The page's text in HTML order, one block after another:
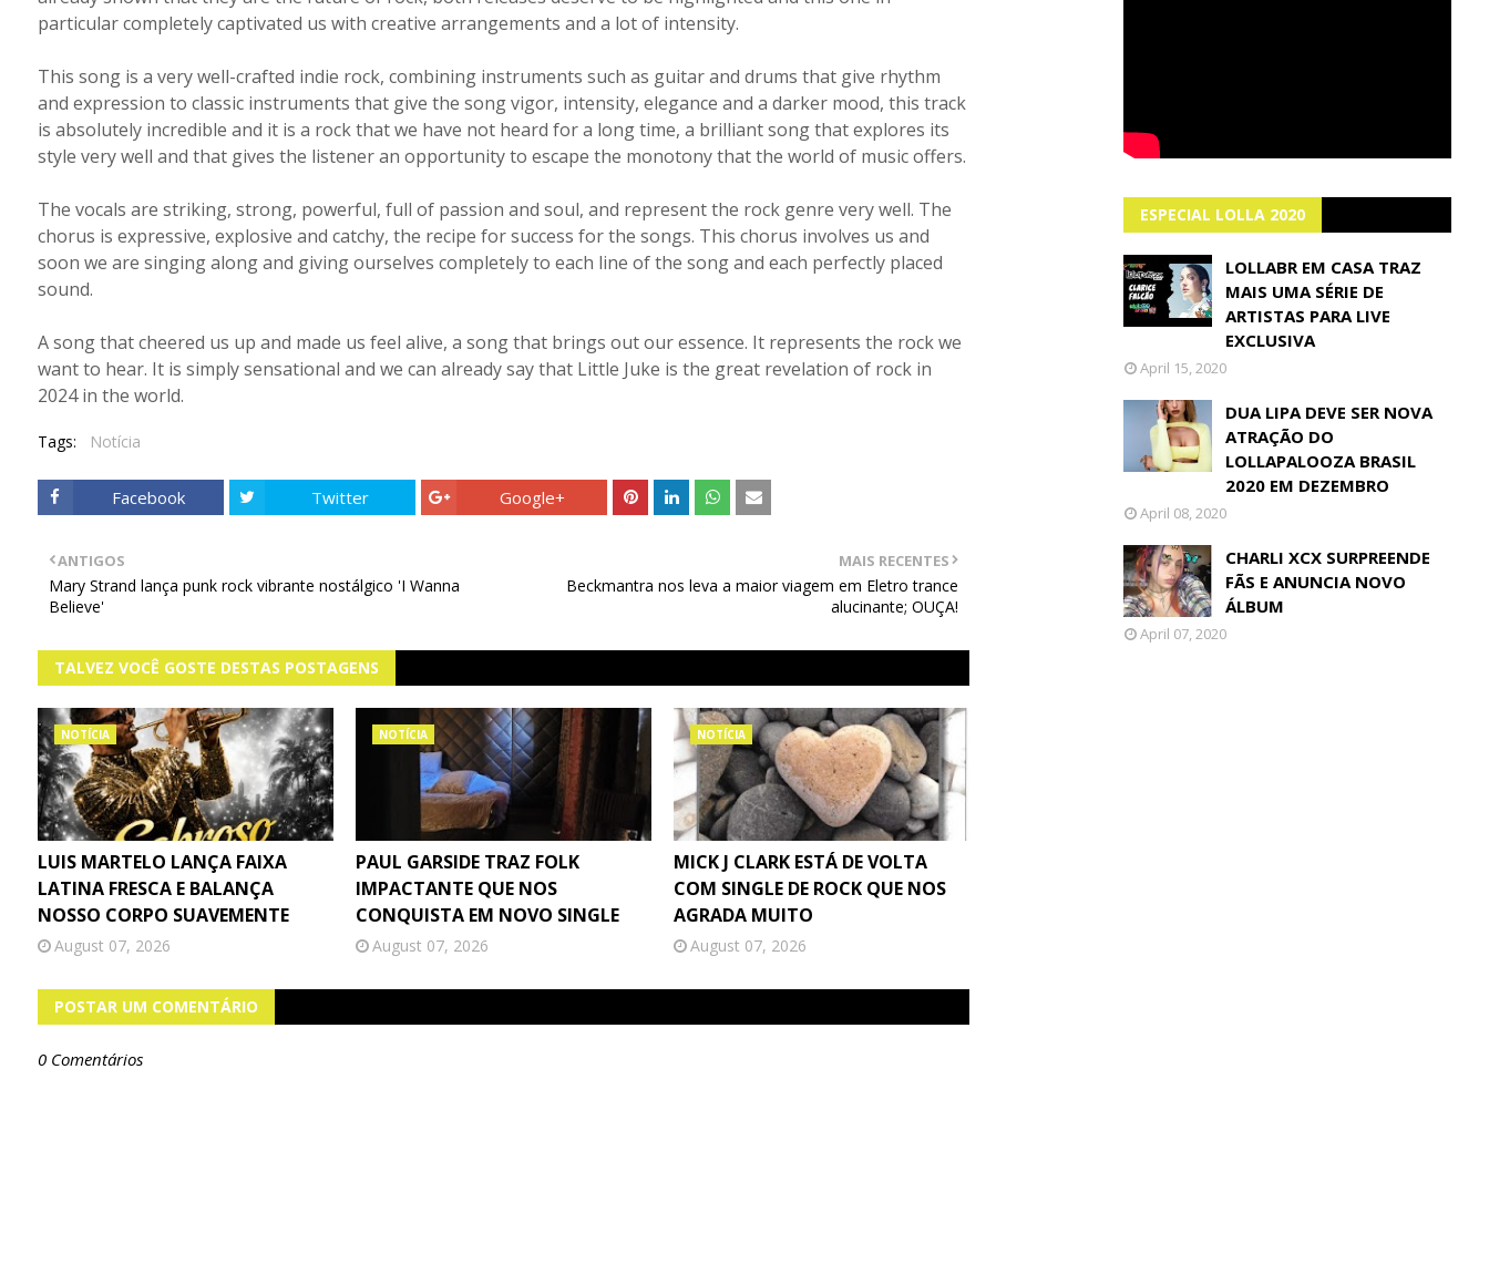
particular completely captivated us with creative arrangements and a lot of intensity.
This song is a very well-crafted indie rock, combining instruments such as guitar and drums that give rhythm
and expression to classic instruments that give the song vigor, intensity, elegance and a darker mood, this track
is absolutely incredible and it is a rock that we have not heard for a long time, a brilliant song that explores its
style very well and that gives the listener an opportunity to escape the monotony that the world of music offers.
The vocals are striking, strong, powerful, full of passion and soul, and represent the rock genre very well. The
chorus is expressive, explosive and catchy, the recipe for success for the songs. This chorus involves us and
soon we are singing along and giving ourselves completely to each line of the song and each perfectly placed
sound.
A song that cheered us up and made us feel alive, a song that brings out our essence. It represents the rock we
want to hear. It is simply sensational and we can already say that Little Juke is the great revelation of rock in
2024 in the world.
Tags: Notícia
Facebook Twitter Google+
MAIS RECENTES
Beckmantra nos leva a maior viagem em Eletro trance
alucinante; OUÇA!
ANTIGOS
Mary Strand lança punk rock vibrante nostálgico 'I Wanna
Believe'
TALVEZ VOCÊ GOSTE DESTAS POSTAGENS
NOTÍCIA
LUIS MARTELO LANÇA FAIXA
LATINA FRESCA E BALANÇA
NOSSO CORPO SUAVEMENTE
August 07, 2026
NOTÍCIA
PAUL GARSIDE TRAZ FOLK
IMPACTANTE QUE NOS
CONQUISTA EM NOVO SINGLE
August 07, 2026
NOTÍCIA
MICK J CLARK ESTÁ DE VOLTA
COM SINGLE DE ROCK QUE NOS
AGRADA MUITO
August 07, 2026
POSTAR UM COMENTÁRIO
0 Comentários
ESPECIAL LOLLA 2020
LOLLABR EM CASA TRAZ
MAIS UMA SÉRIE DE
ARTISTAS PARA LIVE
EXCLUSIVA
April 15, 2020
DUA LIPA DEVE SER NOVA
ATRAÇÃO DO
LOLLAPALOOZA BRASIL
2020 EM DEZEMBRO
April 08, 2020
CHARLI XCX SURPREENDE
FÃS E ANUNCIA NOVO
ÁLBUM
April 07, 2020